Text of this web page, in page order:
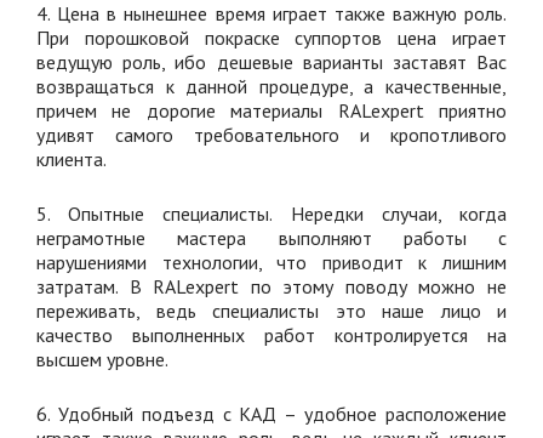
4. Цена в нынешнее время играет также важную роль.
При порошковой покраске суппортов цена играет
ведущую роль, ибо дешевые варианты заставят Вас
возвращаться к данной процедуре, а качественные,
причем не дорогие материалы RALexpert приятно
удивят самого требовательного и кропотливого
клиента.
5. Опытные специалисты. Нередки случаи, когда
неграмотные мастера выполняют работы с
нарушениями технологии, что приводит к лишним
затратам. В RALexpert по этому поводу можно не
переживать, ведь специалисты это наше лицо и
качество выполненных работ контролируется на
высшем уровне.
6. Удобный подъезд с КАД – удобное расположение